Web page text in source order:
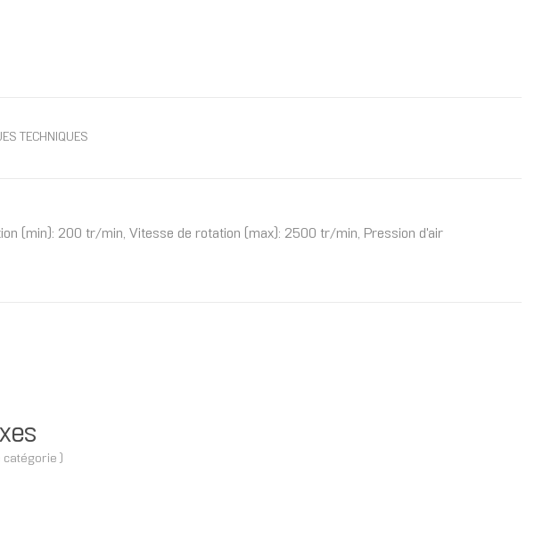
TECHNIQUES
(min): 200 tr/min, Vitesse de rotation (max): 2500 tr/min, Pression d'air
catégorie )